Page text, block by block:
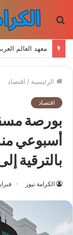
الرئيسية / اقتصاد
اقتصاد
بالترقية
الكرامة نيوز فبراير 22,